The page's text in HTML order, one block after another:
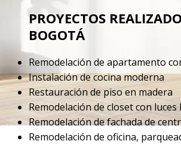
PROYECTOS
BOGOTÁ
Remodelación de apartamento
Instalación de cocina moderna
Restauración de piso en madera
Remodelación de closet con luces
Remodelación de fachada de
Remodelación de oficina,